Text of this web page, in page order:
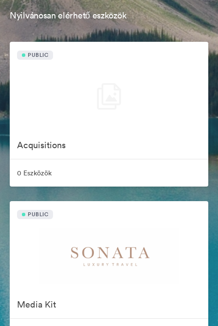
Nyilvánosan elérhető eszközök
PUBLIC
Acquisitions
0 Eszközök
PUBLIC
Media Kit